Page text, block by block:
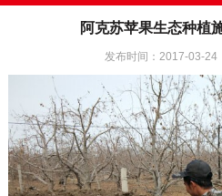
阿克苏苹果生态种植
发布时间：2017-03-24